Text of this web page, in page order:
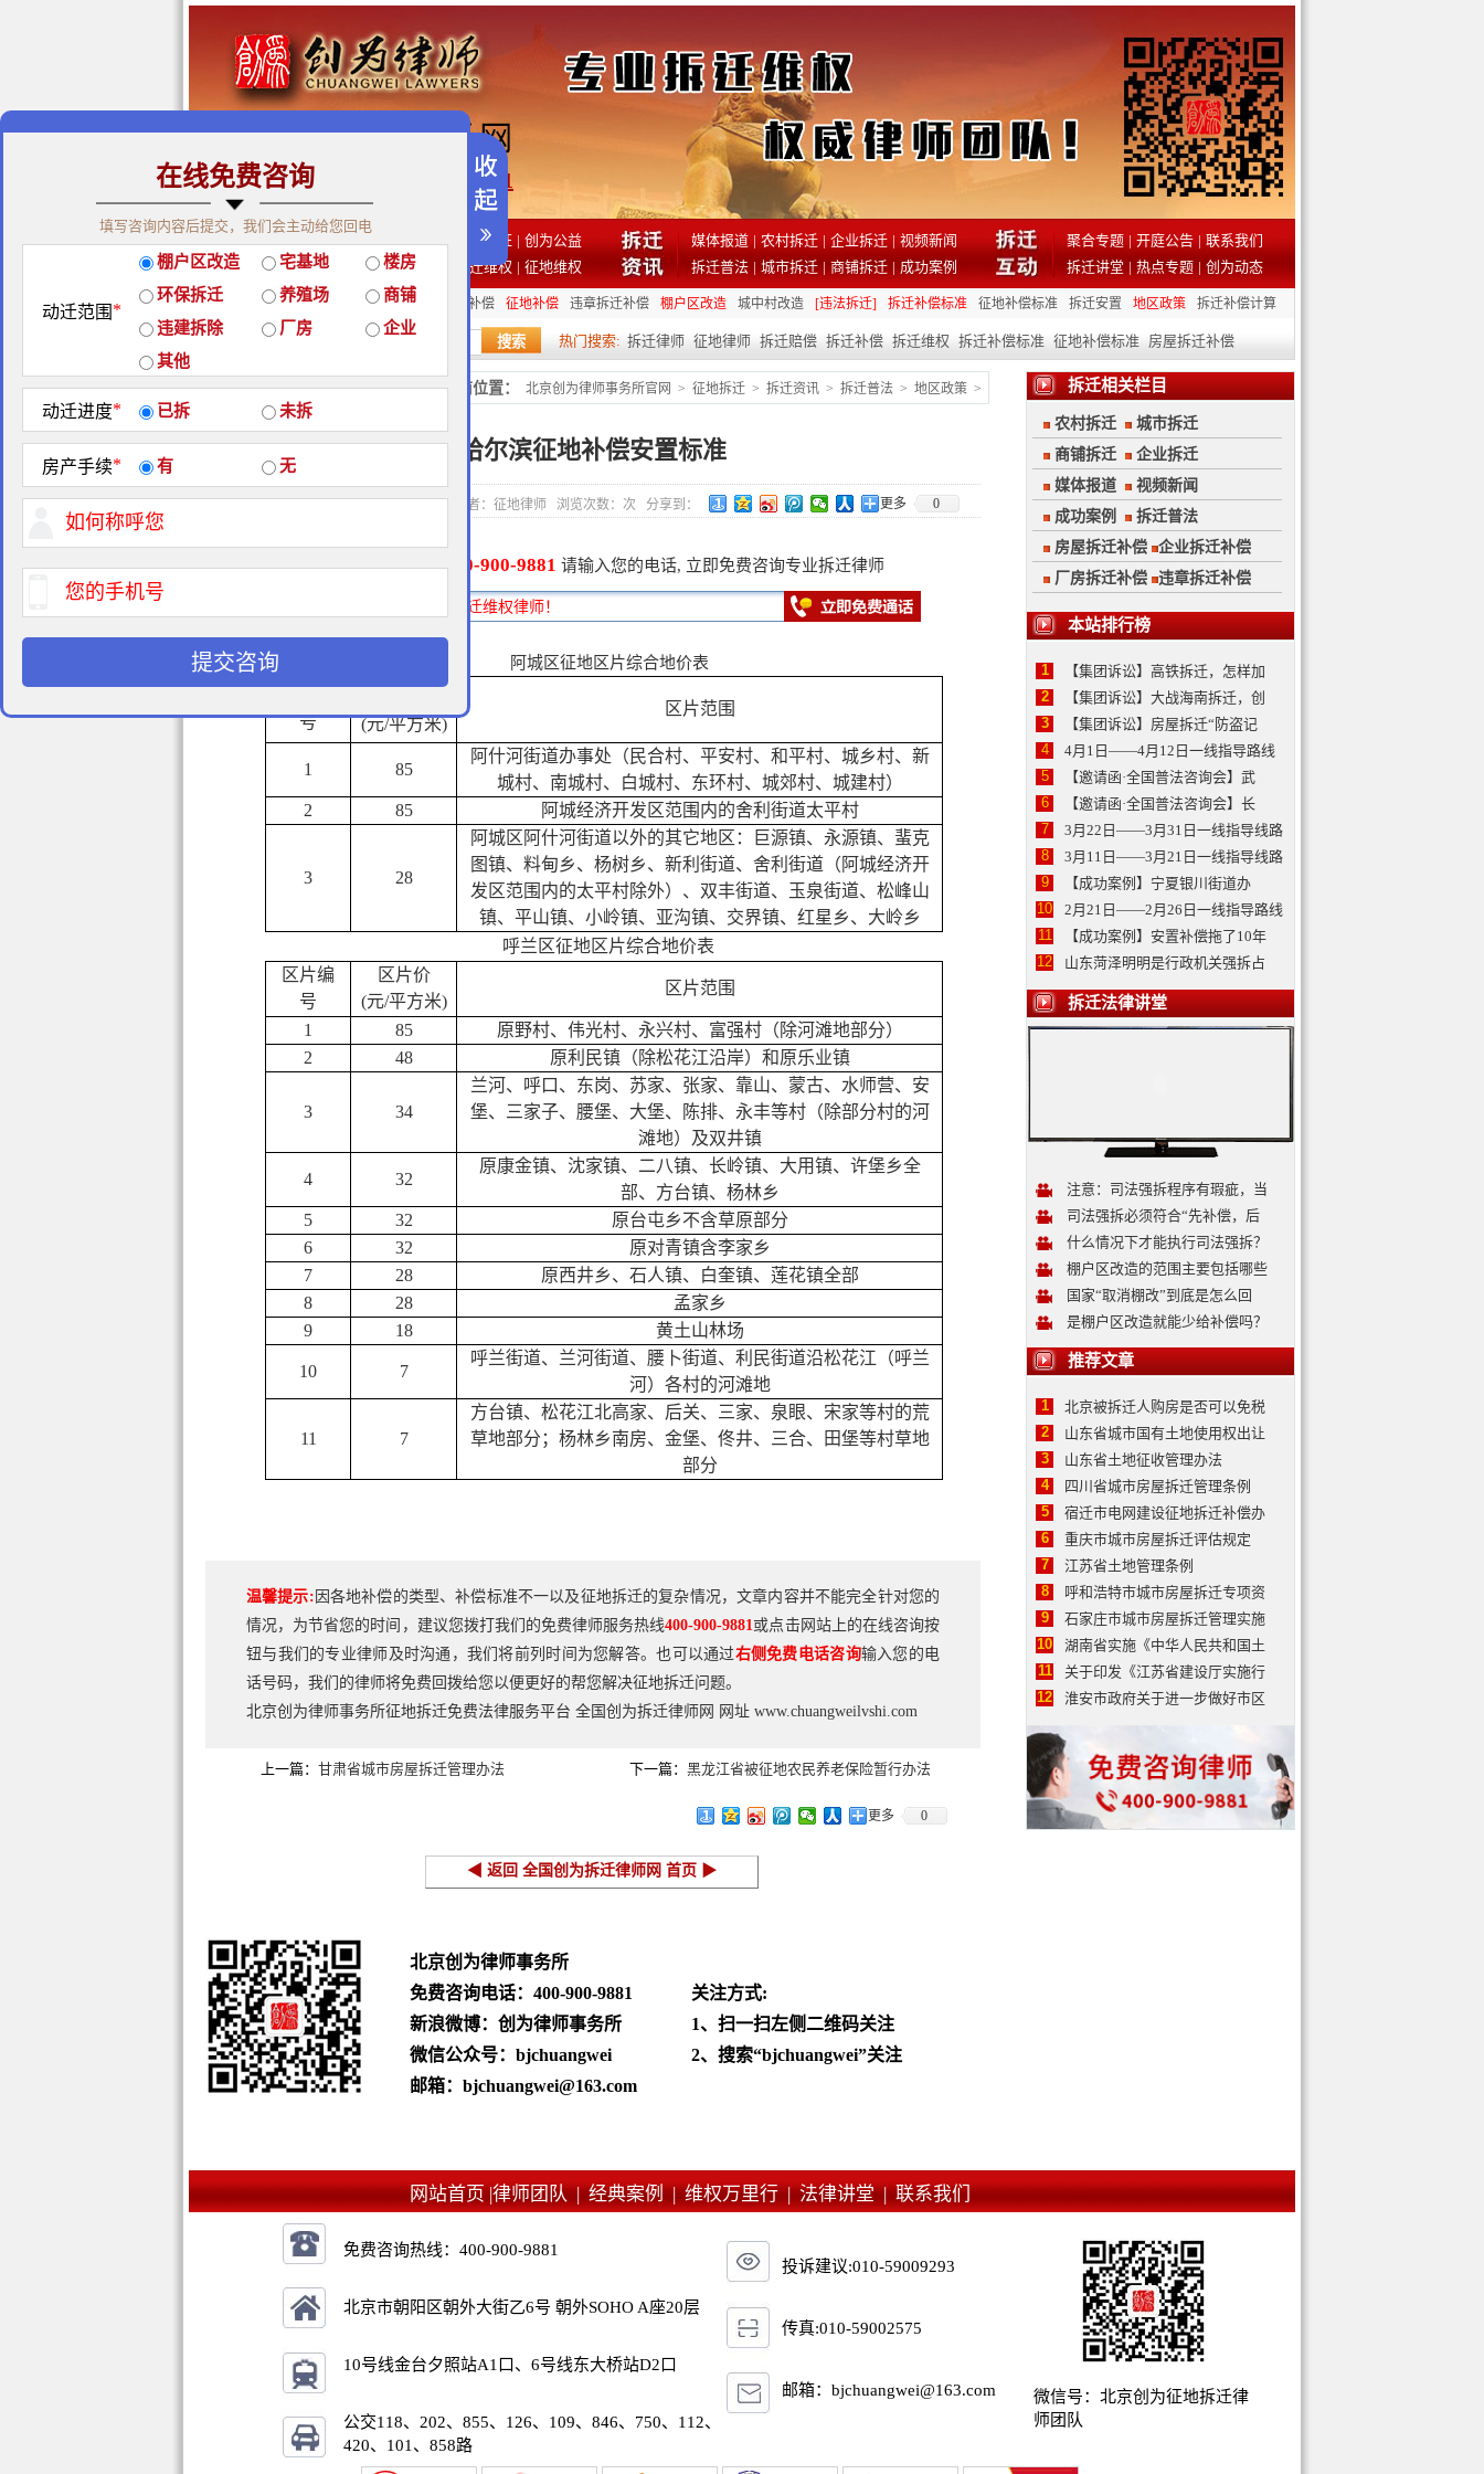
免费咨询热线：400-900-9881
客户见证 | 创为公益
经典案例 | 律师团队 拆迁维权 | 征地维权
媒体报道 | 农村拆迁 | 企业拆迁 | 视频新闻
拆迁普法 | 城市拆迁 | 商铺拆迁 | 成功案例
聚合专题 | 开庭公告 | 联系我们
拆迁讲堂 | 热点专题 | 创为动态
房屋拆迁补偿 企业拆迁补偿 厂房拆迁补偿 征地补偿 违章拆迁补偿 棚户区改造 城中村改造 [违法拆迁] 拆迁补偿标准 征地补偿标准 拆迁安置 地区政策 拆迁补偿计算
站内搜索： 热门搜索: 拆迁律师 征地律师 拆迁赔偿 拆迁补偿 拆迁维权 拆迁补偿标准 征地补偿标准 房屋拆迁补偿
地区政策 当前位置： 北京创为律师事务所官网 > 征地拆迁 > 拆迁资讯 > 拆迁普法 > 地区政策 >
哈尔滨征地补偿安置标准
2015-01-21 11:08 作者：征地律师 浏览次数： 次 分享到： 更多 0
免费法律咨询热线:400-900-9881 请输入您的电话, 立即免费咨询专业拆迁律师
阿城区征地区片综合地价表
号
区片价
区片范围
(元/平方米)
1 85
阿什河街道办事处（民合村、平安村、和平村、城乡村、新
城村、南城村、白城村、东环村、城郊村、城建村）
2
85 阿城经济开发区范围内的舍利街道太平村
3 28
阿城区阿什河街道以外的其它地区：巨源镇、永源镇、蜚克
图镇、料甸乡、杨树乡、新利街道、舍利街道（阿城经济开
发区范围内的太平村除外）、双丰街道、玉泉街道、松峰山
镇、平山镇、小岭镇、亚沟镇、交界镇、红星乡、大岭乡
呼兰区征地区片综合地价表
区片编
号
区片价
区片范围
(元/平方米)
1
85
原野村、伟光村、永兴村、富强村（除河滩地部分）
2
48 原利民镇（除松花江沿岸）和原乐业镇
3 34
兰河、呼口、东岗、苏家、张家、靠山、蒙古、水师营、安
堡、三家子、腰堡、大堡、陈排、永丰等村（除部分村的河
滩地）及双井镇
4 32
原康金镇、沈家镇、二八镇、长岭镇、大用镇、许堡乡全
部、方台镇、杨林乡
5
32
原台屯乡不含草原部分
6
32
原对青镇含李家乡
7
28
原西井乡、石人镇、白奎镇、莲花镇全部
8
28
孟家乡
9
18 黄土山林场
10 7
呼兰街道、兰河街道、腰卜街道、利民街道沿松花江（呼兰
河）各村的河滩地
11 7
方台镇、松花江北高家、后关、三家、泉眼、宋家等村的荒
草地部分；杨林乡南房、金堡、佟井、三合、田堡等村草地
部分
温馨提示: 因各地补偿的类型、补偿标准不一以及征地拆迁的复杂情况，文章内容并不能完全针对您的
情况，为节省您的时间，建议您拨打我们的免费律师服务热线400-900-9881或点击网站上的在线咨询按
钮与我们的专业律师及时沟通，我们将前列时间为您解答。也可以通过右侧免费电话咨询输入您的电
话号码，我们的律师将免费回拨给您以便更好的帮您解决征地拆迁问题。
北京创为律师事务所征地拆迁免费法律服务平台 全国创为拆迁律师网 网址 www.chuangweilvshi.com
上一篇： 甘肃省城市房屋拆迁管理办法 下一篇： 黑龙江省被征地农民养老保险暂行办法
更多 0
◀ 返回 全国创为拆迁律师网 首页 ▶
北京创为律师事务所
免费咨询电话： 400-900-9881
新浪微博：创为律师事务所
微信公众号：bjchuangwei
邮箱：bjchuangwei@163.com
关注方式:
1、扫一扫左侧二维码关注
2、搜索“bjchuangwei”关注
拆迁相关栏目
农村拆迁
城市拆迁
商铺拆迁
企业拆迁
媒体报道
视频新闻
成功案例
拆迁普法
房屋拆迁补偿
企业拆迁补偿
厂房拆迁补偿
违章拆迁补偿
本站排行榜
1
【集团诉讼】高铁拆迁，怎样加
2
【集团诉讼】大战海南拆迁，创
3
【集团诉讼】房屋拆迁“防盗记
4
4月1日——4月12日一线指导路线
5
【邀请函·全国普法咨询会】武
6
【邀请函·全国普法咨询会】长
7
3月22日——3月31日一线指导线路
8
3月11日——3月21日一线指导线路
9
【成功案例】宁夏银川街道办
10
2月21日——2月26日一线指导路线
11
【成功案例】安置补偿拖了10年
12
山东菏泽明明是行政机关强拆占
拆迁法律讲堂
注意：司法强拆程序有瑕疵，当
司法强拆必须符合“先补偿，后
什么情况下才能执行司法强拆？
棚户区改造的范围主要包括哪些
国家“取消棚改”到底是怎么回
是棚户区改造就能少给补偿吗？
推荐文章
1
北京被拆迁人购房是否可以免税
2
山东省城市国有土地使用权出让
3
山东省土地征收管理办法
4
四川省城市房屋拆迁管理条例
5
宿迁市电网建设征地拆迁补偿办
6
重庆市城市房屋拆迁评估规定
7
江苏省土地管理条例
8
呼和浩特市城市房屋拆迁专项资
9
石家庄市城市房屋拆迁管理实施
10
湖南省实施《中华人民共和国土
11
关于印发《江苏省建设厅实施行
12
淮安市政府关于进一步做好市区
网站首页 |律师团队 |经典案例 |维权万里行 |法律讲堂 |联系我们
免费咨询热线：400-900-9881
北京市朝阳区朝外大街乙6号 朝外SOHO A座20层
10号线金台夕照站A1口、6号线东大桥站D2口
公交118、202、855、126、109、846、750、112、
420、101、858路
投诉建议:010-59009293
传真:010-59002575
邮箱：bjchuangwei@163.com
微信号：北京创为征地拆迁律
师团队
在线免费咨询
填写咨询内容后提交，我们会主动给您回电
动迁范围 *
棚户区改造 宅基地
楼房
环保拆迁
养殖场
商铺
违建拆除
厂房
企业
其他
动迁进度* 已拆 未拆
房产手续* 有 无
提交咨询